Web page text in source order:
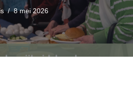
8 mei 2026